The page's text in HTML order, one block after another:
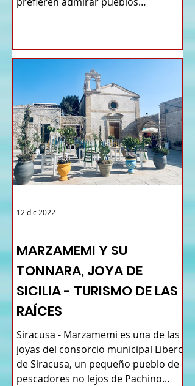
MARZAMEMI Y SU
TONNARA, JOYA DE
SICILIA - TURISMO DE LAS
RAÍCES
Siracusa - Marzamemi es una de las
joyas del consorcio municipal Libero
de Siracusa, un pequeño pueblo de
pescadores no lejos de Pachino...
12 dic 2022